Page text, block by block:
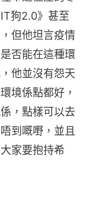
狗2.0》甚至
但他坦言疫情
否能在這種環
他並沒有怨天
境係點都好，
，點樣可以去
到嘅嘢，並且
家要抱持希